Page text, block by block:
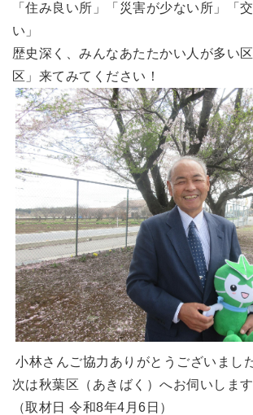
「住み良い所」「災害が少ない所」「
い」
歴史深く、みんなあたたかい人が多い
区」来てみてください！
小林さんご協力ありがとうございました
次は秋葉区（あきばく）へお伺いします
（取材日 令和8年4月6日）